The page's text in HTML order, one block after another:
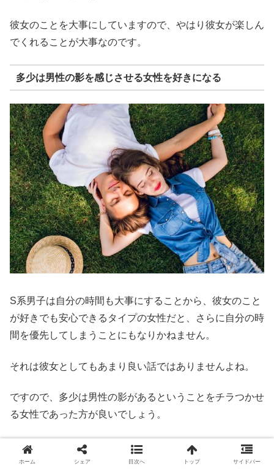
彼女のことを大事にしていますので、やはり彼女が楽しん
でくれることが大事なのです。
多少は男性の影を感じさせる女性を好きになる
S系男子は自分の時間も大事にすることから、彼女のこと
が好きでも安心できるタイプの女性だと、さらに自分の時
間を優先してしまうことにもなりかねません。
それは彼女としてもあまり良い話ではありませんよね。
ですので、多少は男性の影があるということをチラつかせ
る女性であった方が良いでしょう。
自分に自信はありますが、自分を優先してしまえば彼女が
どこかへ行ってしまうことも頭にはあります。つまりは少
ホーム シェア 目次へ トップ サイドバー